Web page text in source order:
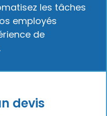
les tâches
employés
de
devis